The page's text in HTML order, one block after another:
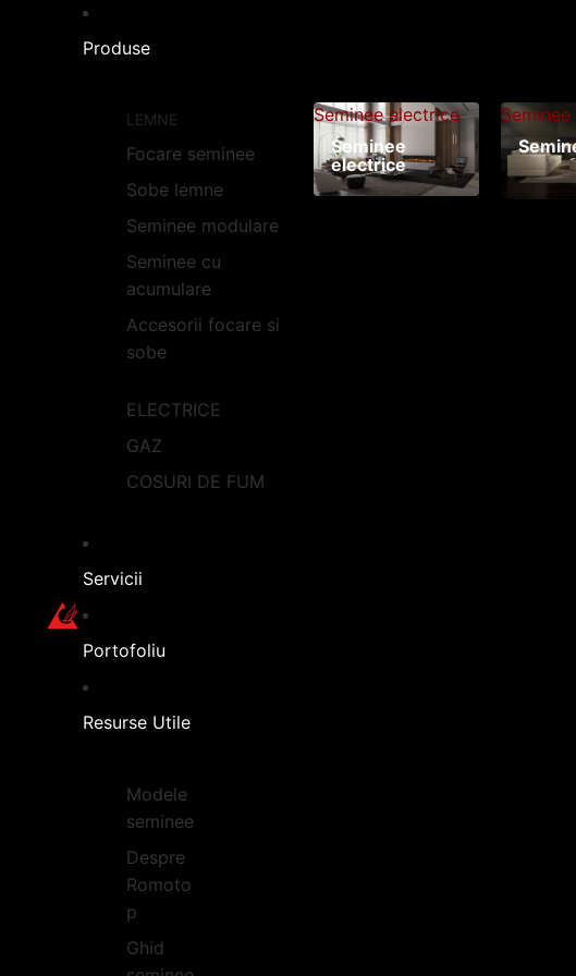
Produse
LEMNE
Focare seminee
Sobe lemne
Seminee modulare
Seminee cu
acumulare
Accesorii focare si
sobe
ELECTRICE
GAZ
COSURI DE FUM
Seminee electrice
Seminee
electrice
Servicii
Portofoliu
Resurse Utile
Modele
seminee
Despre
Romoto
p
Ghid